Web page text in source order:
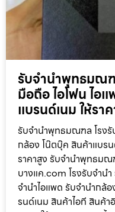
รับจำนำพุทธมณฑ
มือถือ ไอโฟน ไอ
แบรนด์เนม ให้รา
รับจำนำพุทธมณฑล โรงรั
กล้อง โน๊ตบุ๊ค สินค้าแบร
ราคาสูง รับจำนำพุทธมณ
บางแค.com โรงรับจำน
จำนำไอแพด รับจำนำกล้
รนด์เนม สินค้าไอที สินค้